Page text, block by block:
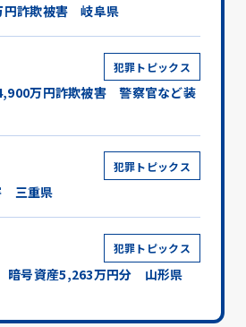
詐欺被害 岐阜県
犯罪トピックス
万円詐欺被害 警察官など装
犯罪トピックス
三重県
犯罪トピックス
暗号資産5,263万円分 山形県